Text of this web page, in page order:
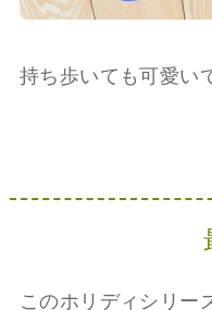
持ち歩いても可愛い
このホリディシリー